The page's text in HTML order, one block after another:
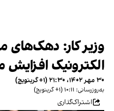
وزیر کار: دهک‌های
الکترونیک افزایش
۳۰ مهر ۱۴۰۲، ۲۱:۳۰ (‎+۱ گرینویچ)
به‌روزرسانی: ۱۰:۱۱ (‎+۱ گرینویچ)
اشتراک‌گذاری